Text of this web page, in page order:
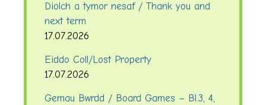
Diolch a tymor nesaf / Thank you and
next term
17.07.2026
Eiddo Coll/Lost Property
17.07.2026
Gemau Bwrdd / Board Games – Bl.3, 4,